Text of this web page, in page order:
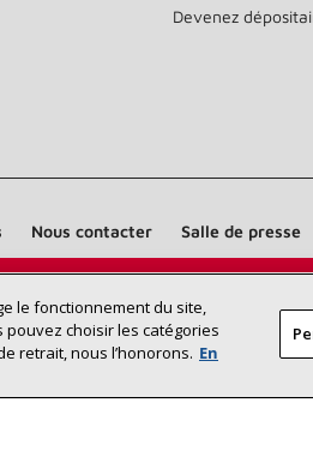
dépositaire Lennox près
Devenez
Nous contacter Salle de presse
le fonctionnement du site,
choisir les catégories
retrait, nous l’honorons. En